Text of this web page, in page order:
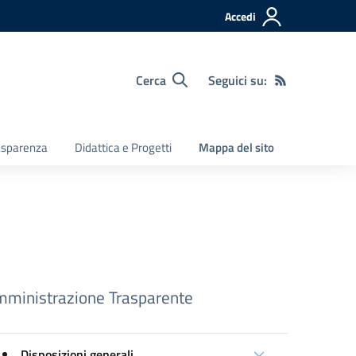
Accedi
Cerca Seguici su:
Didattica e Progetti Mappa del sito
Trasparente